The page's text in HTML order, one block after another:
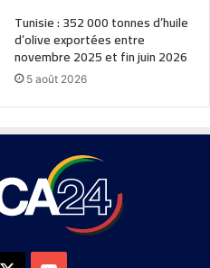
Tunisie : 352 000 tonnes d’huile
d’olive exportées entre
novembre 2025 et fin juin 2026
5 août 2026